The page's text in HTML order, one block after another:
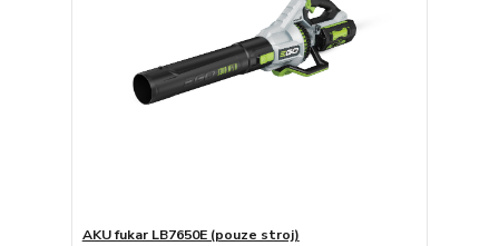
AKU fukar LB7650E (pouze stroj)